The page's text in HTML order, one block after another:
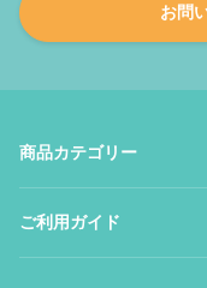
お問
商品カテゴリー
ご利用ガイド